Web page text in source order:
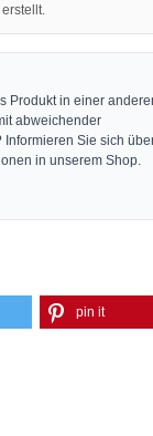
Produkt in einer
abweichender
Informieren Sie sich
in unserem Shop.
pin it